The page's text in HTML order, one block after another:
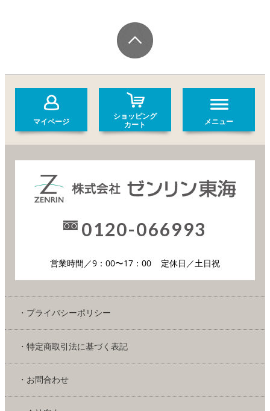
マイページ
ショッピング
カート
メニュー
0120-066993
営業時間／9：00〜17：00 定休日／土日祝
・プライバシーポリシー
・特定商取引法に基づく表記
・お問合わせ